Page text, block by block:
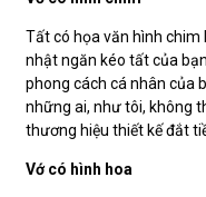
Tất có họa văn hình chim
nhật ngăn kéo tất của
phong cách cá nhân của
những ai, như tôi, không
thương hiệu thiết kế đắt
Vớ có hình hoa